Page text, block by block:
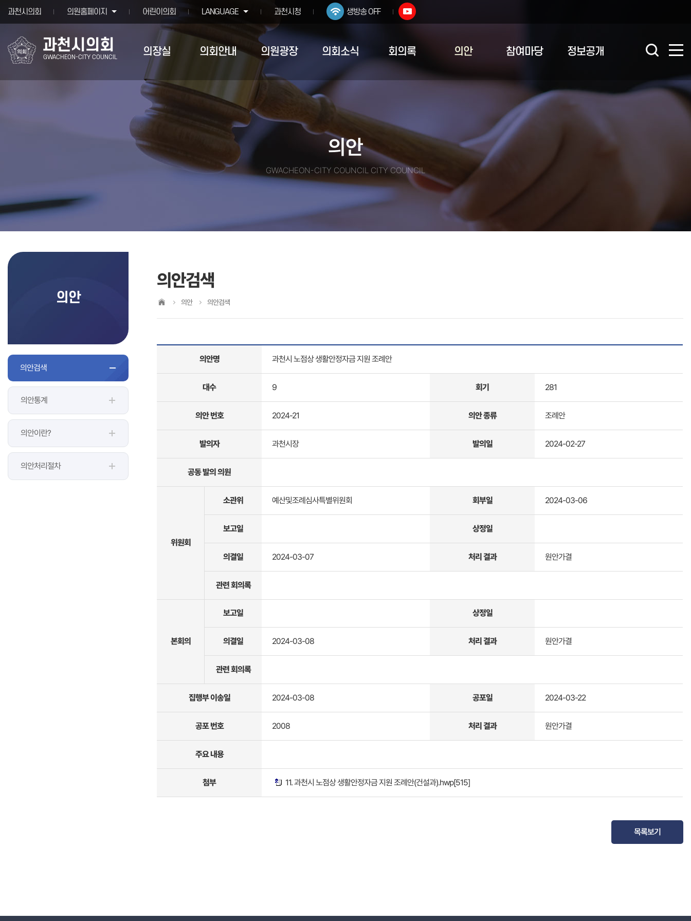
과천시의회 의원홈페이지 어린이의회 LANGUAGE 과천시청 생방송 OFF
과천시의회
GWACHEON-CITY COUNCIL 의장실 의회안내 의원광장 의회소식 회의록 의안 참여마당 정보공개
의안
GWACHEON-CITY COUNCIL CITY COUNCIL
의안
의안검색
의안통계
의안이란?
의안처리절차
의안검색
의안 의안검색
의안명 과천시 노점상 생활안정자금 지원 조례안
대수 9 회기 281
의안 번호 2024-21 의안 종류 조례안
발의자 과천시장 발의일 2024-02-27
공동 발의 의원
위원회
소관위 예산및조례심사특별위원회 회부일 2024-03-06
보고일 상정일
의결일 2024-03-07 처리 결과 원안가결
관련 회의록
본회의
보고일 상정일
의결일 2024-03-08 처리 결과 원안가결
관련 회의록
집행부 이송일 2024-03-08 공포일 2024-03-22
공포 번호 2008 처리 결과 원안가결
주요 내용
첨부 11. 과천시 노점상 생활안정자금 지원 조례안(건설과).hwp[515]
목록보기